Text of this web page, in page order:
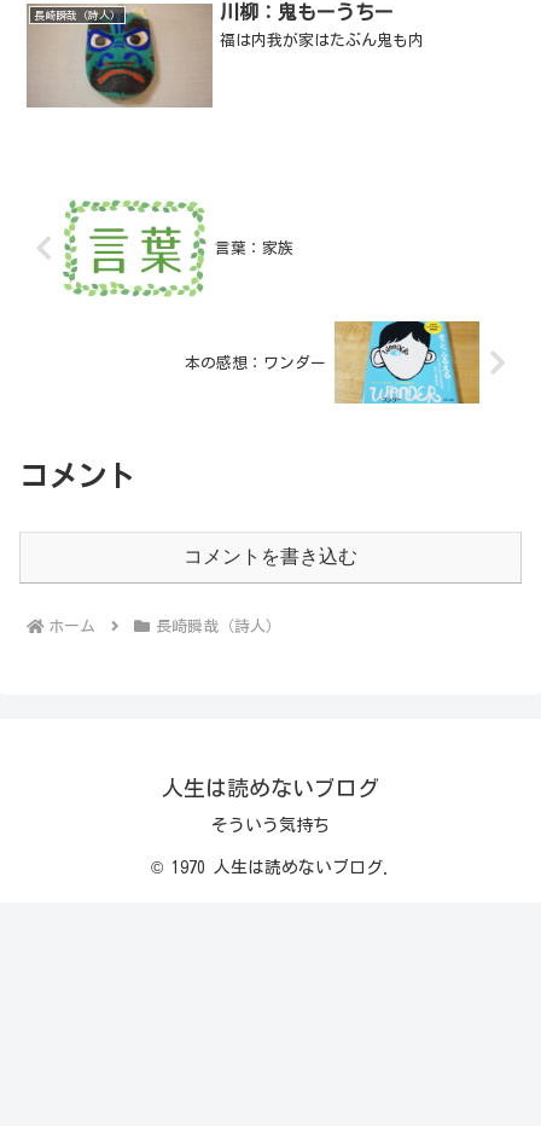
長崎瞬哉（詩人） 川柳：鬼もーうちー
福は内我が家はたぶん鬼も内
言葉：家族
本の感想：ワンダー
コメント
コメントを書き込む
ホーム 長崎瞬哉（詩人）
人生は読めないブログ
そういう気持ち
© 1970 人生は読めないブログ.